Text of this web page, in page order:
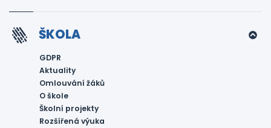
ŠKOLA
GDPR
Aktuality
Omlouvání žáků
O škole
Školní projekty
Rozšířená výuka